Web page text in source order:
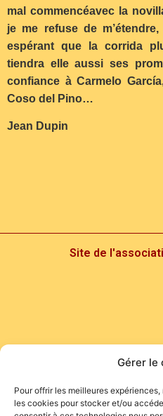
Gérer le
Pour offrir les meilleures
les cookies pour stocker et/ou
mal commencéavec la
je me refuse de
espérant que la corrida
tiendra elle aussi ses
confiance à Carmelo
Coso del Pino…
Jean Dupin
Site de